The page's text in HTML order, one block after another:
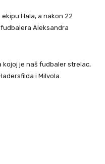
Hala, a nakon 22
Aleksandra
kojoj je naš fudbaler strelac,
i Milvola.